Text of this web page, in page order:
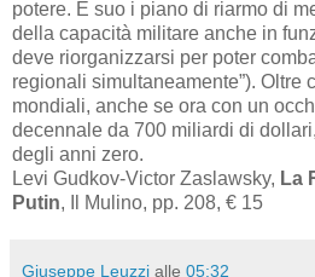
potere. È suo i piano di riarmo di
della capacità militare anche in
deve riorganizzarsi per poter
regionali simultaneamente”). Oltre
mondiali, anche se ora con un
decennale da 700 miliardi di
degli anni zero.
Levi Gudkov-Victor Zaslawsky, La
Putin, Il Mulino, pp. 208, € 15
Giuseppe Leuzzi alle 05:32